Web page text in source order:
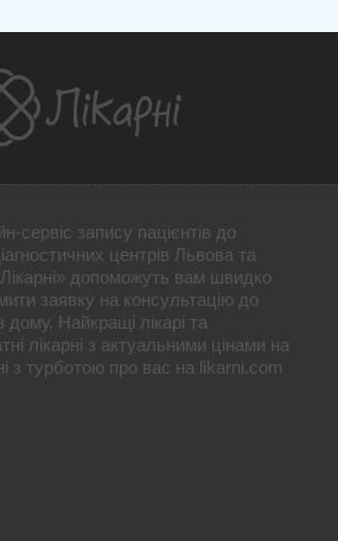
сервіс запису пацієнтів до
центрів Львова та
допоможуть вам швидко
заявку на консультацію до
дому. Найкращі лікарі та
лікарні з актуальними цінами на
з турботою про вас на likarni.com